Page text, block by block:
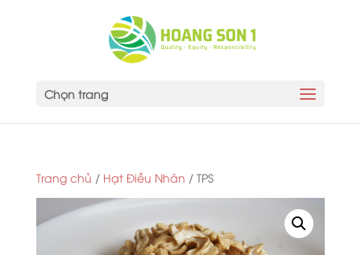
Chọn trang
Trang chủ / Hạt Điều Nhân / TPS